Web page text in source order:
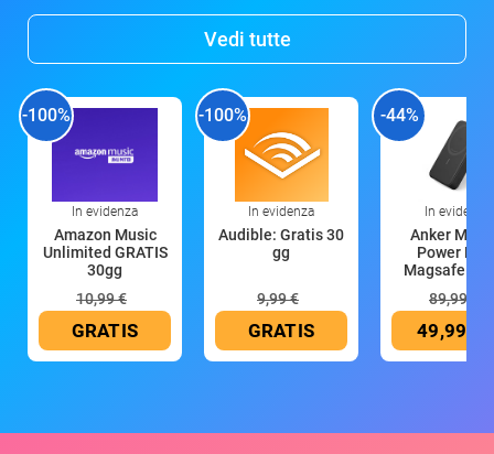
Vedi tutte
-100%
In evidenza
Amazon Music
Unlimited GRATIS
30gg
10,99 €
GRATIS
-100%
In evidenza
Audible: Gratis 30
gg
9,99 €
GRATIS
-44%
In evidenza
Anker
Power
Magsafe
89,99 €
49,99 €